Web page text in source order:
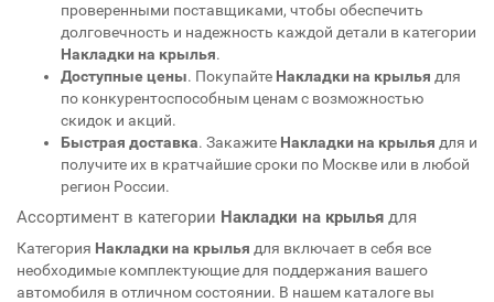
проверенными поставщиками, чтобы обеспечить
долговечность и надежность каждой детали в категории
Накладки на крылья.
Доступные цены. Покупайте Накладки на крылья для
по конкурентоспособным ценам с возможностью
скидок и акций.
Быстрая доставка. Закажите Накладки на крылья для и
получите их в кратчайшие сроки по Москве или в любой
регион России.
Ассортимент в категории Накладки на крылья для
Категория Накладки на крылья для включает в себя все
необходимые комплектующие для поддержания вашего
автомобиля в отличном состоянии. В нашем каталоге вы